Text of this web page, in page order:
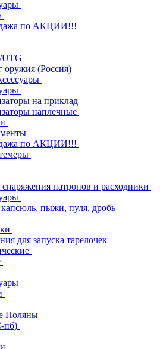
по АКЦИИ!!!
UTG
оружия (Россия)
на приклад
наплечные
по АКЦИИ!!!
патронов и расходники
капсюль, пыжи, пуля, дробь
для запуска тарелочек
Поляны
пб)